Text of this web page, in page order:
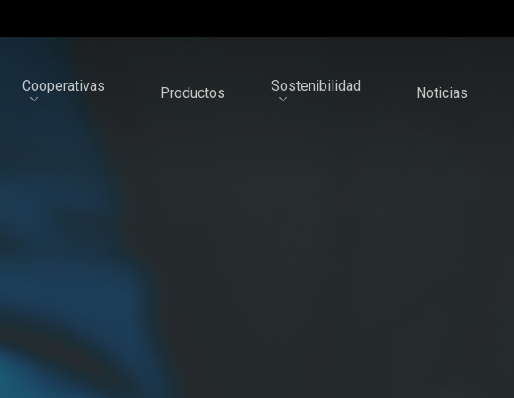
Cooperativas Productos Sostenibilidad Noticias